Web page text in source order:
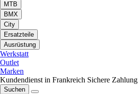
MTB
BMX
City
Ersatzteile
Ausrüstung
Werkstatt
Outlet
Marken
Kundendienst in Frankreich Sichere Zahlung
Suchen